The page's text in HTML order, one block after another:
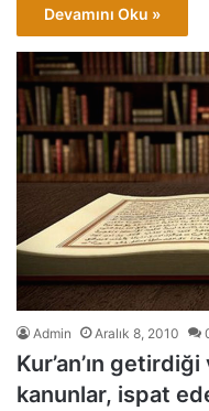
Devamını Oku »
Admin Aralık 8, 2010
Kur’an’ın
kanunlar, ispat